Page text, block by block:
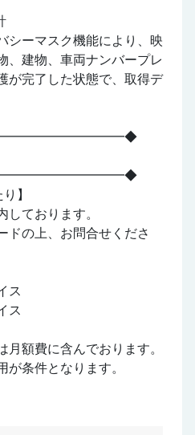
シーマスク機能により、映
、建物、車両ナンバープレ
が完了した状態で、取得デ
】
しております。
ドの上、お問合せくださ
ス
ス
額費に含んでおります。
条件となります。